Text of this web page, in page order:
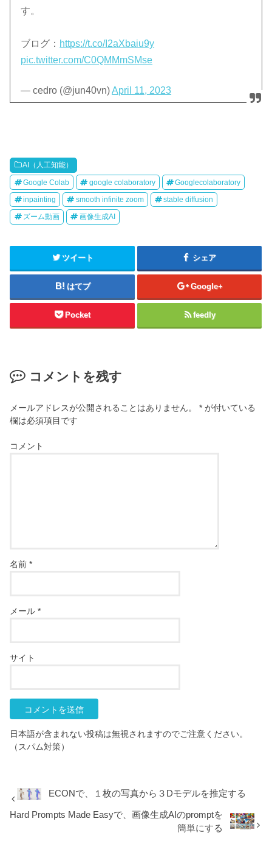
す。
ブログ： https://t.co/I2aXbaiu9y
pic.twitter.com/C0QMMmSMse
— cedro (@jun40vn)April 11, 2023
AI（人工知能）
Google Colab google colaboratory Googlecolaboratory
inpainting smooth infinite zoom stable diffusion
ズーム動画 画像生成AI
ツイート シェア
はてブ Google+
Pocket feedly
コメントを残す
メールアドレスが公開されることはありません。 * が付いている
欄は必須項目です
コメント
名前*
メール*
サイト
日本語が含まれない投稿は無視されますのでご注意ください。
（スパム対策）
ECONで、１枚の写真から３Dモデルを推定する
Hard Prompts Made Easyで、画像生成AIのpromptを
簡単にする